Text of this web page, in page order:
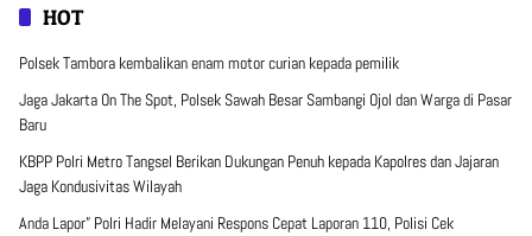
HOT
Polsek Tambora kembalikan enam motor curian kepada pemilik
Jaga Jakarta On The Spot, Polsek Sawah Besar Sambangi Ojol dan Warga di Pasar
Baru
KBPP Polri Metro Tangsel Berikan Dukungan Penuh kepada Kapolres dan Jajaran
Jaga Kondusivitas Wilayah
Anda Lapor” Polri Hadir Melayani Respons Cepat Laporan 110, Polisi Cek